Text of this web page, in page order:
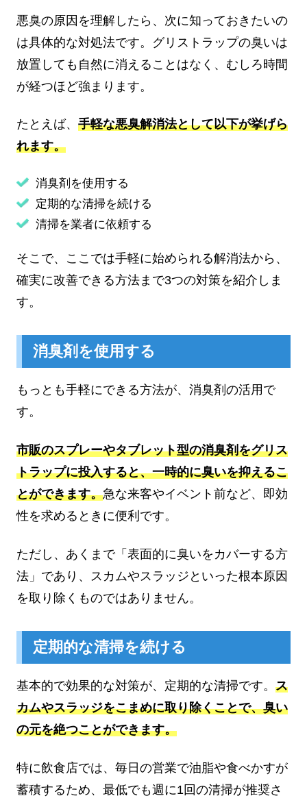
悪臭の原因を理解したら、次に知っておきたいの
は具体的な対処法です。グリストラップの臭いは
放置しても自然に消えることはなく、むしろ時間
が経つほど強まります。
たとえば、 手軽な悪臭解消法として以下が挙げら
れます。
消臭剤を使用する
定期的な清掃を続ける
清掃を業者に依頼する
そこで、ここでは手軽に始められる解消法から、
確実に改善できる方法まで3つの対策を紹介しま
す。
消臭剤を使用する
もっとも手軽にできる方法が、消臭剤の活用で
す。
市販のスプレーやタブレット型の消臭剤をグリス
トラップに投入すると、一時的に臭いを抑えるこ
とができます。急な来客やイベント前など、即効
性を求めるときに便利です。
ただし、あくまで「表面的に臭いをカバーする方
法」であり、スカムやスラッジといった根本原因
を取り除くものではありません。
定期的な清掃を続ける
基本的で効果的な対策が、定期的な清掃です。 ス
カムやスラッジをこまめに取り除くことで、臭い
の元を絶つことができます。
特に飲食店では、毎日の営業で油脂や食べかすが
蓄積するため、最低でも週に1回の清掃が推奨さ